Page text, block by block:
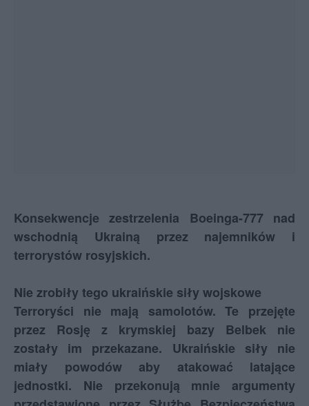
Konsekwencje zestrzelenia Boeinga-777 nad
wschodnią Ukrainą przez najemników i
terrorystów rosyjskich.
Nie zrobiły tego ukraińskie siły wojskowe
Terroryści nie mają samolotów. Te przejęte
przez Rosję z krymskiej bazy Belbek nie
zostały im przekazane. Ukraińskie siły nie
miały powodów aby atakować latające
jednostki. Nie przekonują mnie argumenty